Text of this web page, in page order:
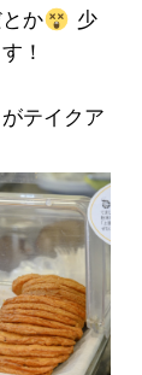
か
少
！
テイクア